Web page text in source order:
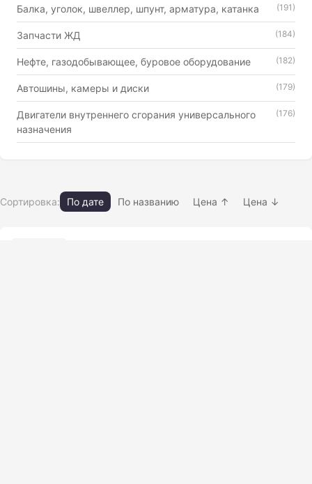
Балка, уголок, швеллер, шпунт, арматура, катанка (191)
Запчасти ЖД (184)
Нефте, газодобывающее, буровое оборудование (182)
Автошины, камеры и диски (179)
Двигатели внутреннего сгорания универсального
назначения
(176)
Сортировка: По дате По названию Цена ↑ Цена ↓